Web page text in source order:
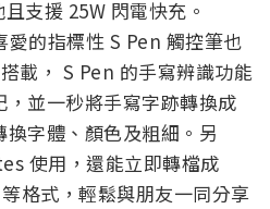
支援 25W 閃電快充。
的指標性 S Pen 觸控筆也
載， S Pen 的手寫辨識功能
並一秒將手寫字跡轉換成
字體、顏色及粗細。另
使用，還能立即轉檔成
格式，輕鬆與朋友一同分享